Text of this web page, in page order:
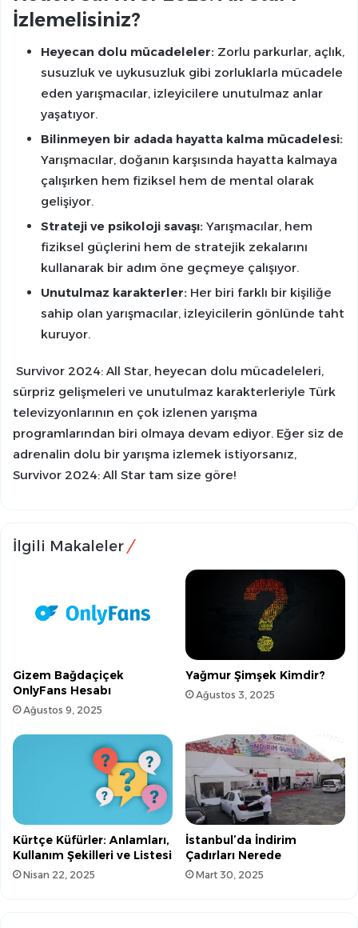
İzlemelisiniz?
Heyecan dolu mücadeleler: Zorlu parkurlar, açlık,
susuzluk ve uykusuzluk gibi zorluklarla mücadele
eden yarışmacılar, izleyicilere unutulmaz anlar
yaşatıyor.
Bilinmeyen bir adada hayatta kalma mücadelesi:
Yarışmacılar, doğanın karşısında hayatta kalmaya
çalışırken hem fiziksel hem de mental olarak
gelişiyor.
Strateji ve psikoloji savaşı: Yarışmacılar, hem
fiziksel güçlerini hem de stratejik zekalarını
kullanarak bir adım öne geçmeye çalışıyor.
Unutulmaz karakterler: Her biri farklı bir kişiliğe
sahip olan yarışmacılar, izleyicilerin gönlünde taht
kuruyor.
Survivor 2024: All Star, heyecan dolu mücadeleleri,
sürpriz gelişmeleri ve unutulmaz karakterleriyle Türk
televizyonlarının en çok izlenen yarışma
programlarından biri olmaya devam ediyor. Eğer siz de
adrenalin dolu bir yarışma izlemek istiyorsanız,
Survivor 2024: All Star tam size göre!
İlgili Makaleler
Gizem Bağdaçiçek
OnlyFans Hesabı
Ağustos 9, 2025
Yağmur Şimşek Kimdir?
Ağustos 3, 2025
Kürtçe Küfürler: Anlamları,
Kullanım Şekilleri ve Listesi
Nisan 22, 2025
İstanbul’da İndirim
Çadırları Nerede
Mart 30, 2025